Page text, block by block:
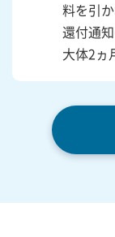
料を引
還付通
大体2ヵ